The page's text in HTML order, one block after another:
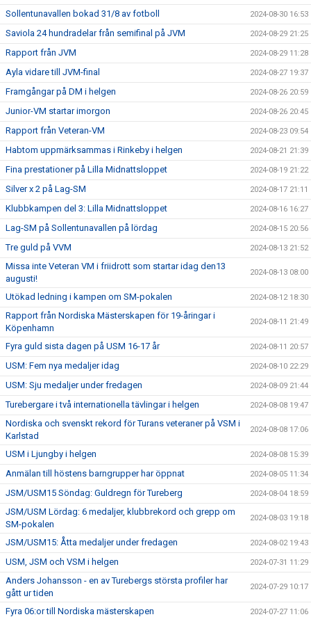
Sollentunavallen bokad 31/8 av fotboll 2024-08-30 16:53
Saviola 24 hundradelar från semifinal på JVM 2024-08-29 21:25
Rapport från JVM 2024-08-29 11:28
Ayla vidare till JVM-final 2024-08-27 19:37
Framgångar på DM i helgen 2024-08-26 20:59
Junior-VM startar imorgon 2024-08-26 20:45
Rapport från Veteran-VM 2024-08-23 09:54
Habtom uppmärksammas i Rinkeby i helgen 2024-08-21 21:39
Fina prestationer på Lilla Midnattsloppet 2024-08-19 21:22
Silver x 2 på Lag-SM 2024-08-17 21:11
Klubbkampen del 3: Lilla Midnattsloppet 2024-08-16 16:27
Lag-SM på Sollentunavallen på lördag 2024-08-15 20:56
Tre guld på VVM 2024-08-13 21:52
Missa inte Veteran VM i friidrott som startar idag den13
augusti!
2024-08-13 08:00
Utökad ledning i kampen om SM-pokalen 2024-08-12 18:30
Rapport från Nordiska Mästerskapen för 19-åringar i
Köpenhamn
2024-08-11 21:49
Fyra guld sista dagen på USM 16-17 år 2024-08-11 20:57
USM: Fem nya medaljer idag 2024-08-10 22:29
USM: Sju medaljer under fredagen 2024-08-09 21:44
Turebergare i två internationella tävlingar i helgen 2024-08-08 19:47
Nordiska och svenskt rekord för Turans veteraner på VSM i
Karlstad
2024-08-08 17:06
USM i Ljungby i helgen 2024-08-08 15:39
Anmälan till höstens barngrupper har öppnat 2024-08-05 11:34
JSM/USM15 Söndag: Guldregn för Tureberg 2024-08-04 18:59
JSM/USM Lördag: 6 medaljer, klubbrekord och grepp om
SM-pokalen
2024-08-03 19:18
JSM/USM15: Åtta medaljer under fredagen 2024-08-02 19:43
USM, JSM och VSM i helgen 2024-07-31 11:29
Anders Johansson - en av Turebergs största profiler har
gått ur tiden
2024-07-29 10:17
Fyra 06:or till Nordiska mästerskapen 2024-07-27 11:06